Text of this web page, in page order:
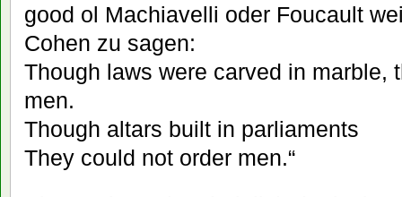
good ol Machiavelli oder Foucault
Cohen zu sagen:
Though laws were carved in marble,
men.
Though altars built in parliaments
They could not order men.“